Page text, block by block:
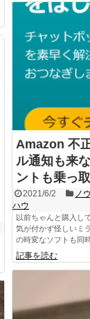
Amazon 不
ル通知も来
ントも乗っ
2021/6/2 ノ
ハウ
以前ちゃんと購入し
気が付かず怪しいミ
の時変なソフトも同
記事を読む